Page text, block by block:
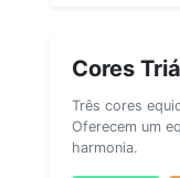
Cores
Três cores
Oferecem um
harmonia.